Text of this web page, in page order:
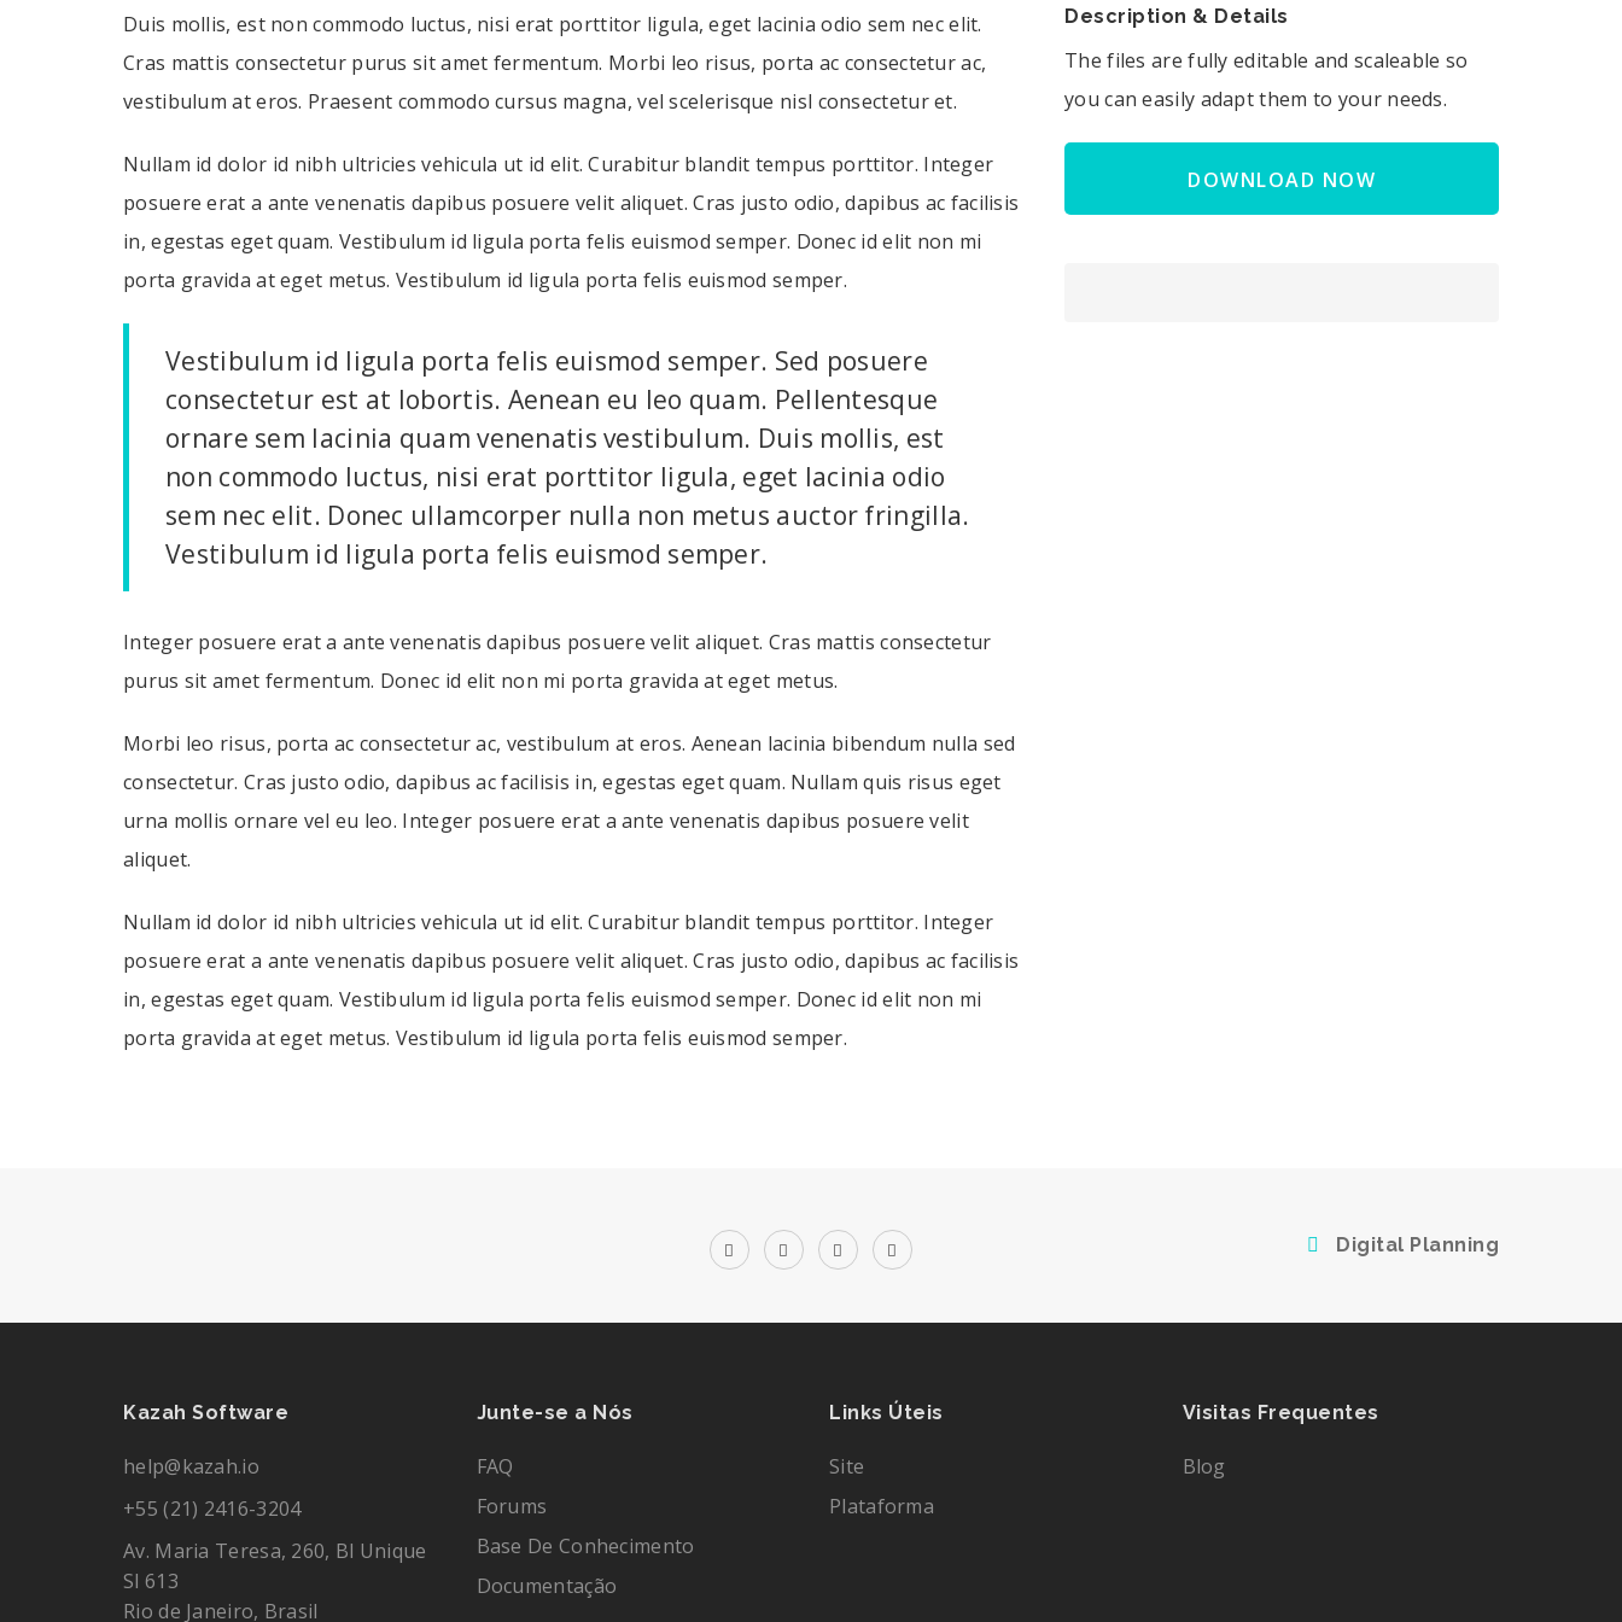
Duis mollis, est non commodo luctus, nisi erat porttitor ligula, eget lacinia odio sem nec elit.
Cras mattis consectetur purus sit amet fermentum. Morbi leo risus, porta ac consectetur ac,
vestibulum at eros. Praesent commodo cursus magna, vel scelerisque nisl consectetur et.
Nullam id dolor id nibh ultricies vehicula ut id elit. Curabitur blandit tempus porttitor. Integer
posuere erat a ante venenatis dapibus posuere velit aliquet. Cras justo odio, dapibus ac facilisis
in, egestas eget quam. Vestibulum id ligula porta felis euismod semper. Donec id elit non mi
porta gravida at eget metus. Vestibulum id ligula porta felis euismod semper.
Vestibulum id ligula porta felis euismod semper. Sed posuere
consectetur est at lobortis. Aenean eu leo quam. Pellentesque
ornare sem lacinia quam venenatis vestibulum. Duis mollis, est
non commodo luctus, nisi erat porttitor ligula, eget lacinia odio
sem nec elit. Donec ullamcorper nulla non metus auctor fringilla.
Vestibulum id ligula porta felis euismod semper.
Integer posuere erat a ante venenatis dapibus posuere velit aliquet. Cras mattis consectetur
purus sit amet fermentum. Donec id elit non mi porta gravida at eget metus.
Morbi leo risus, porta ac consectetur ac, vestibulum at eros. Aenean lacinia bibendum nulla sed
consectetur. Cras justo odio, dapibus ac facilisis in, egestas eget quam. Nullam quis risus eget
urna mollis ornare vel eu leo. Integer posuere erat a ante venenatis dapibus posuere velit
aliquet.
Nullam id dolor id nibh ultricies vehicula ut id elit. Curabitur blandit tempus porttitor. Integer
posuere erat a ante venenatis dapibus posuere velit aliquet. Cras justo odio, dapibus ac facilisis
in, egestas eget quam. Vestibulum id ligula porta felis euismod semper. Donec id elit non mi
porta gravida at eget metus. Vestibulum id ligula porta felis euismod semper.
Description & Details
The files are fully editable and scaleable so
you can easily adapt them to your needs.
DOWNLOAD NOW
Digital Planning
Kazah Software
help@kazah.io
+55 (21) 2416-3204
Av. Maria Teresa, 260, Bl Unique
Sl 613
Rio de Janeiro, Brasil
Junte-se a Nós
FAQ
Forums
Base De Conhecimento
Documentação
Links Úteis
Site
Plataforma
Visitas Frequentes
Blog